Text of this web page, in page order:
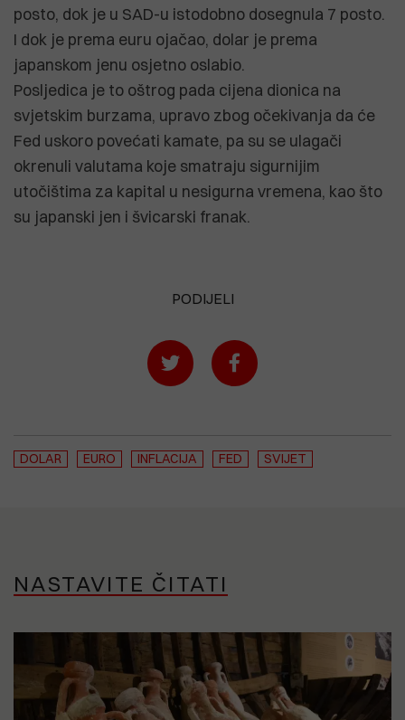
posto, dok je u SAD-u istodobno dosegnula 7 posto.
I dok je prema euru ojačao, dolar je prema
japanskom jenu osjetno oslabio.
Posljedica je to oštrog pada cijena dionica na
svjetskim burzama, upravo zbog očekivanja da će
Fed uskoro povećati kamate, pa su se ulagači
okrenuli valutama koje smatraju sigurnijim
utočištima za kapital u nesigurna vremena, kao što
su japanski jen i švicarski franak.
PODIJELI
DOLAR EURO INFLACIJA FED SVIJET
NASTAVITE ČITATI